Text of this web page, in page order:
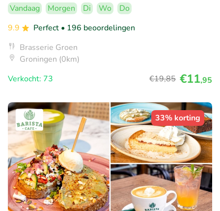
Vandaag Morgen Di Wo
Do
9.9
Perfect • 196 beoordelingen
Brasserie Groen
Groningen (0km)
Verkocht: 73
€19,85 €11,95
33% korting